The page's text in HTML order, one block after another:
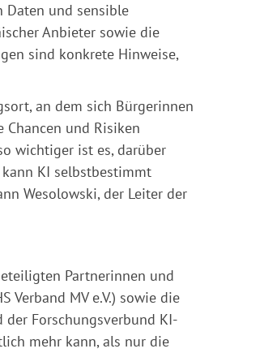
Daten und sensible
Anbieter sowie die
sind konkrete Hinweise,
an dem sich Bürgerinnen
und Risiken
wichtiger ist es, darüber
KI selbstbestimmt
Wesolowski, der Leiter der
Partnerinnen und
Verband MV e.V.) sowie die
der Forschungsverbund KI-
mehr kann, als nur die